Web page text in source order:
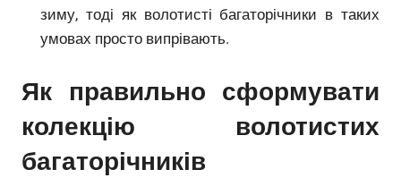
зиму, тоді як волотисті багаторічники в таких
умовах просто випрівають.
Як правильно сформувати
колекцію волотистих
багаторічників